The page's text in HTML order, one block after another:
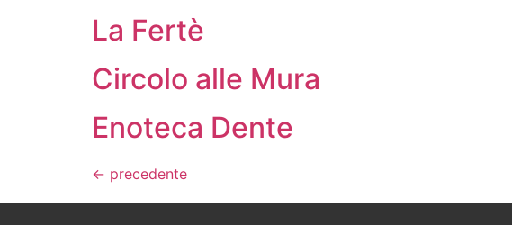
La Fertè
Circolo alle Mura
Enoteca Dente
← precedente